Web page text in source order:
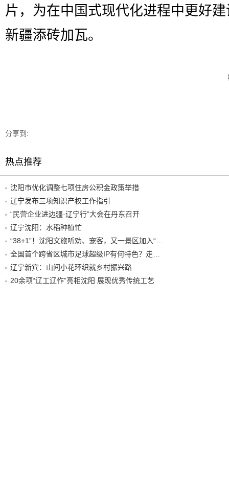
片，为在中国式现代化进程中更好
新疆添砖加瓦。
分享到:
热点推荐
沈阳市优化调整七项住房公积金政策举措
辽宁发布三项知识产权工作指引
“民营企业进边疆·辽宁行”大会在丹东召开
辽宁沈阳：水稻种植忙
辽宁新宾：山间小花环织就乡村振兴路
20余项“辽工辽作”亮相沈阳 展现优秀传统工艺